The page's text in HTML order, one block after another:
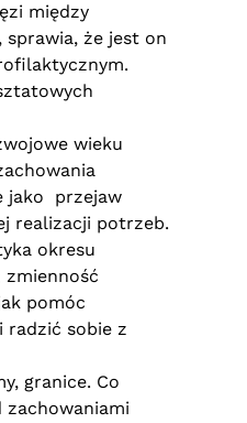
między
że jest on
wieku
jako przejaw
realizacji potrzeb.
okresu
zmienność
pomóc
radzić sobie z
granice. Co